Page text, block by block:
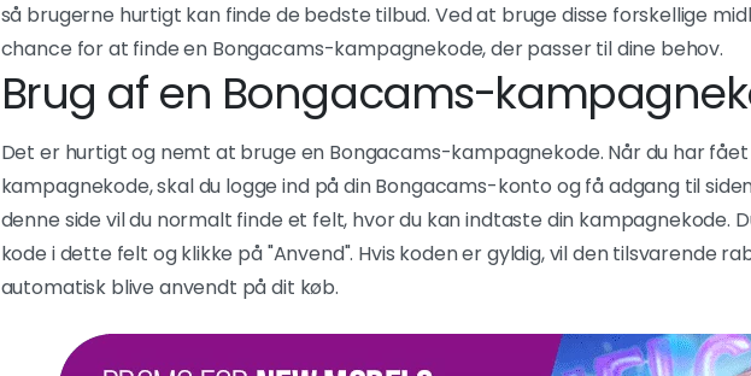
så brugerne hurtigt kan finde de bedste tilbud. Ved at bruge disse forskellige
chance for at finde en Bongacams-kampagnekode, der passer til dine behov.
Brug af en Bongacams-
Det er hurtigt og nemt at bruge en Bongacams-kampagnekode. Når du har
kampagnekode, skal du logge ind på din Bongacams-konto og få adgang til
denne side vil du normalt finde et felt, hvor du kan indtaste din kampagnekode.
kode i dette felt og klikke på "Anvend". Hvis koden er gyldig, vil den tilsvarende
automatisk blive anvendt på dit køb.